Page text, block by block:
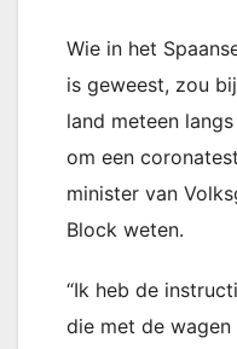
Wie in het
is geweest, zou
land meteen
om een
minister van
Block weten.
“Ik heb de
die met de